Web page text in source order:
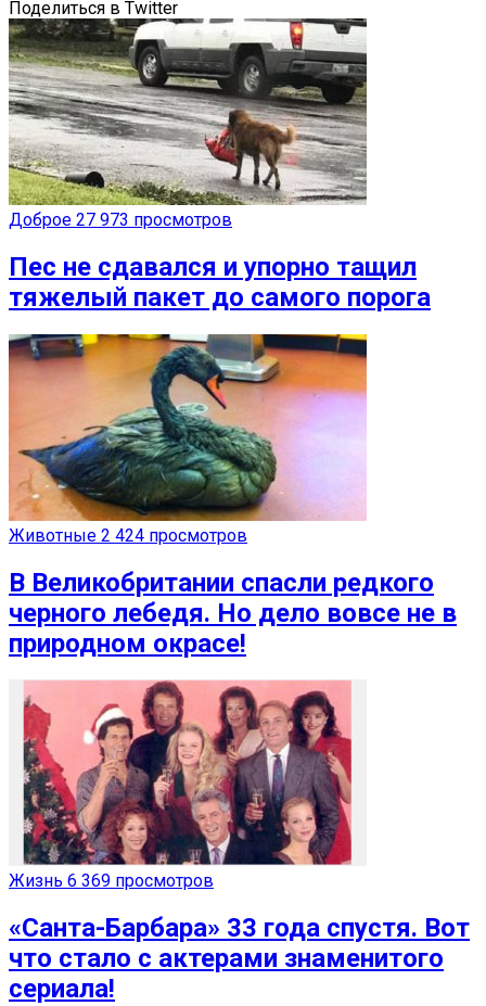
Поделиться в Twitter
Доброе 27 973 просмотров
Пес не сдавался и упорно тащил
тяжелый пакет до самого порога
Животные 2 424 просмотров
В Великобритании спасли редкого
черного лебедя. Но дело вовсе не в
природном окрасе!
Жизнь 6 369 просмотров
«Санта-Барбара» 33 года спустя. Вот
что стало с актерами знаменитого
сериала!